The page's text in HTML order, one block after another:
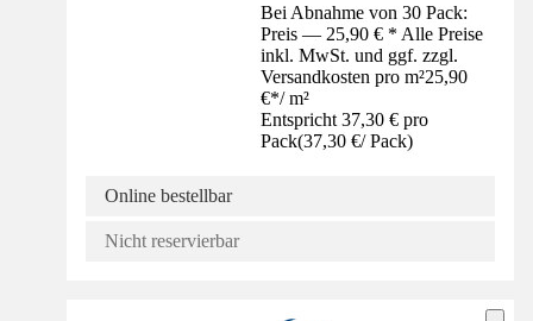
Bei Abnahme von 30 Pack:
Preis — 25,90 € * Alle Preise
inkl. MwSt. und ggf. zzgl.
Versandkosten pro m²25,90
€*/ m²
Entspricht 37,30 € pro
Pack(37,30 €/ Pack)
Online bestellbar
Nicht reservierbar